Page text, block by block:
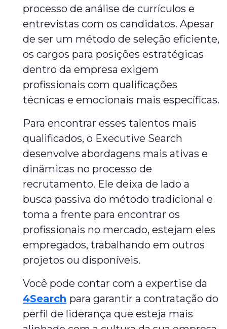
processo de análise de currículos e
entrevistas com os candidatos. Apesar
de ser um método de seleção eficiente,
os cargos para posições estratégicas
dentro da empresa exigem
profissionais com qualificações
técnicas e emocionais mais específicas.
Para encontrar esses talentos mais
qualificados, o Executive Search
desenvolve abordagens mais ativas e
dinâmicas no processo de
recrutamento. Ele deixa de lado a
busca passiva do método tradicional e
toma a frente para encontrar os
profissionais no mercado, estejam eles
empregados, trabalhando em outros
projetos ou disponíveis.
Você pode contar com a expertise da
4Search para garantir a contratação do
perfil de liderança que esteja mais